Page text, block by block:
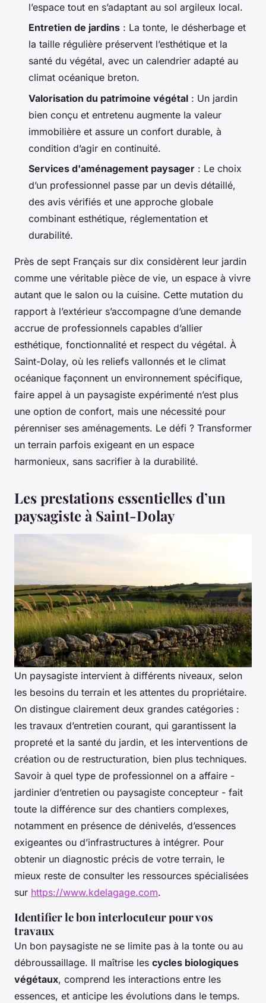
l’espace tout en s’adaptant au sol argileux local.
Entretien de jardins : La tonte, le désherbage et
la taille régulière préservent l’esthétique et la
santé du végétal, avec un calendrier adapté au
climat océanique breton.
Valorisation du patrimoine végétal : Un jardin
bien conçu et entretenu augmente la valeur
immobilière et assure un confort durable, à
condition d’agir en continuité.
Services d'aménagement paysager : Le choix
d’un professionnel passe par un devis détaillé,
des avis vérifiés et une approche globale
combinant esthétique, réglementation et
durabilité.
Près de sept Français sur dix considèrent leur jardin
comme une véritable pièce de vie, un espace à vivre
autant que le salon ou la cuisine. Cette mutation du
rapport à l’extérieur s’accompagne d’une demande
accrue de professionnels capables d’allier
esthétique, fonctionnalité et respect du végétal. À
Saint-Dolay, où les reliefs vallonnés et le climat
océanique façonnent un environnement spécifique,
faire appel à un paysagiste expérimenté n’est plus
une option de confort, mais une nécessité pour
pérenniser ses aménagements. Le défi ? Transformer
un terrain parfois exigeant en un espace
harmonieux, sans sacrifier à la durabilité.
Les prestations essentielles d’un
paysagiste à Saint-Dolay
Un paysagiste intervient à différents niveaux, selon
les besoins du terrain et les attentes du propriétaire.
On distingue clairement deux grandes catégories :
les travaux d’entretien courant, qui garantissent la
propreté et la santé du jardin, et les interventions de
création ou de restructuration, bien plus techniques.
Savoir à quel type de professionnel on a affaire -
jardinier d’entretien ou paysagiste concepteur - fait
toute la différence sur des chantiers complexes,
notamment en présence de dénivelés, d’essences
exigeantes ou d’infrastructures à intégrer. Pour
obtenir un diagnostic précis de votre terrain, le
mieux reste de consulter les ressources spécialisées
sur https://www.kdelagage.com.
Identifier le bon interlocuteur pour vos
travaux
Un bon paysagiste ne se limite pas à la tonte ou au
débroussaillage. Il maîtrise les cycles biologiques
végétaux, comprend les interactions entre les
essences, et anticipe les évolutions dans le temps.